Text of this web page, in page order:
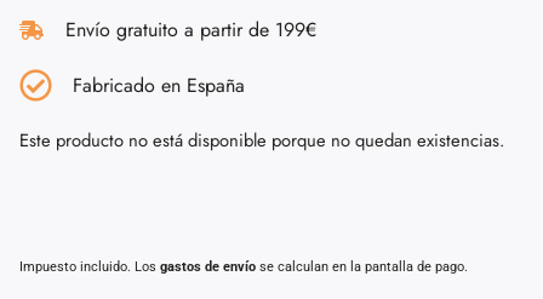
Envío gratuito a partir de 199€
Fabricado en España
Este producto no está disponible porque no quedan existencias.
Impuesto incluido. Los gastos de envío se calculan en la pantalla de pago.